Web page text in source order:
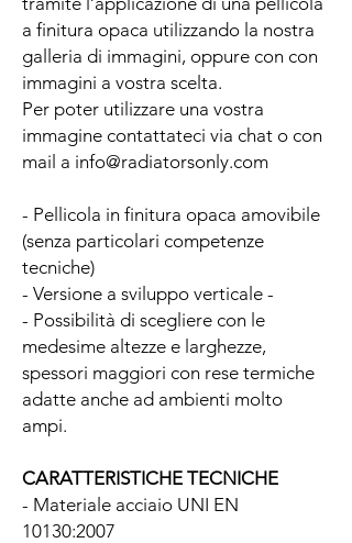
a finitura opaca utilizzando la nostra
galleria di immagini, oppure con con
immagini a vostra scelta.
Per poter utilizzare una vostra
immagine contattateci via chat o con
mail a info@radiatorsonly.com
- Pellicola in finitura opaca amovibile
(senza particolari competenze
tecniche)
- Versione a sviluppo verticale -
- Possibilità di scegliere con le
medesime altezze e larghezze,
spessori maggiori con rese termiche
adatte anche ad ambienti molto
ampi.
CARATTERISTICHE TECNICHE
- Materiale acciaio UNI EN
10130:2007